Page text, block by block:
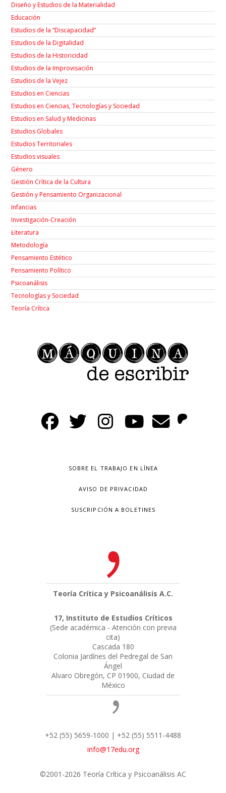
Diseño y Estudios de la Materialidad
Educación
Estudios de la “Discapacidad”
Estudios de la Digitalidad
Estudios de la Historicidad
Estudios de la Improvisación
Estudios de la Vejez
Estudios en Ciencias
Estudios en Ciencias, Tecnologías y Sociedad
Estudios en Salud y Medicinas
Estudios Globales
Estudios Territoriales
Estudios visuales
Género
Gestión Crítica de la Cultura
Gestión y Pensamiento Organizacional
Infancias
Investigación-Creación
Łiteratura
Metodología
Pensamiento Estético
Pensamiento Político
Psicoanálisis
Tecnologías y Sociedad
Teoría Crítica
SOBRE EL TRABAJO EN LÍNEA
AVISO DE PRIVACIDAD
SUSCRIPCIÓN A BOLETINES
Teoría Crítica y Psicoanálisis A.C.
17, Instituto de Estudios Críticos
(Sede académica - Atención con previa
cita)
Cascada 180
Colonia Jardínes del Pedregal de San
Ángel
Alvaro Obregón, CP 01900, Ciudad de
México
+52 (55) 5659-1000 | +52 (55) 5511-4488
info@17edu.org
©2001-2026 Teoría Crítica y Psicoanálisis AC